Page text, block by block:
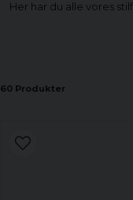
Her har du alle vores
60 Produkter